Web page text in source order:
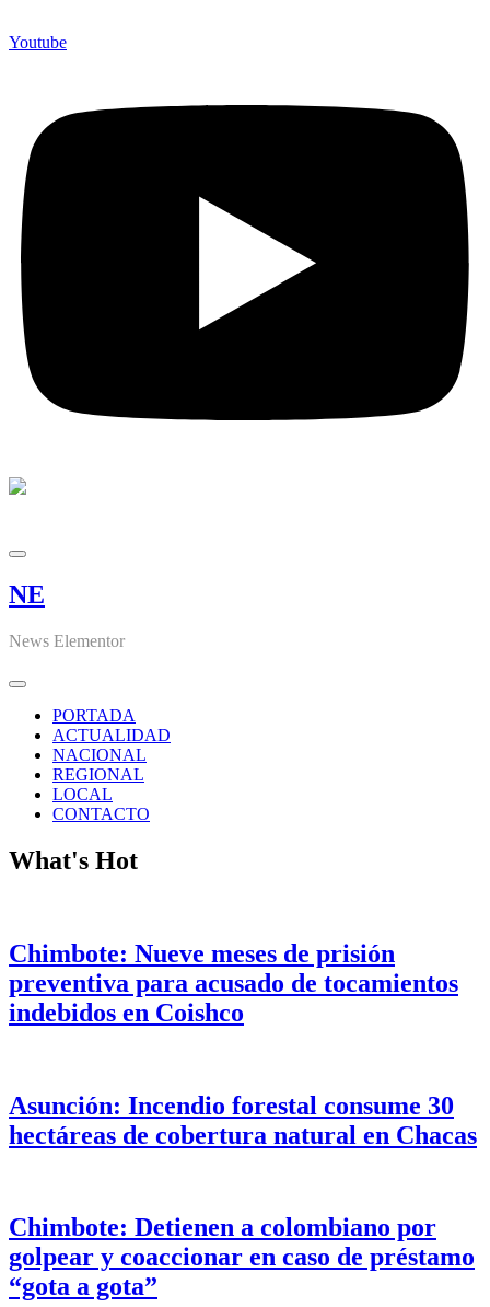
Youtube
NE
News Elementor
PORTADA
ACTUALIDAD
NACIONAL
REGIONAL
LOCAL
CONTACTO
What's Hot
Chimbote: Nueve meses de prisión
preventiva para acusado de tocamientos
indebidos en Coishco
Asunción: Incendio forestal consume 30
hectáreas de cobertura natural en Chacas
Chimbote: Detienen a colombiano por
golpear y coaccionar en caso de préstamo
“gota a gota”